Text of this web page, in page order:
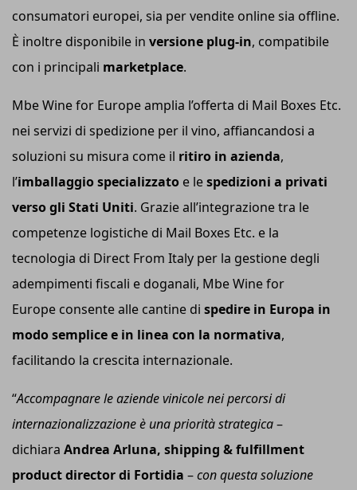
consumatori europei, sia per vendite online sia offline.
È inoltre disponibile in versione plug-in, compatibile
con i principali marketplace.
Mbe Wine for Europe amplia l’offerta di Mail Boxes Etc.
nei servizi di spedizione per il vino, affiancandosi a
soluzioni su misura come il ritiro in azienda,
l’imballaggio specializzato e lespedizioni a privati
verso gli Stati Uniti. Grazie all’integrazione tra le
competenze logistiche di Mail Boxes Etc. e la
tecnologia di Direct From Italy per la gestione degli
adempimenti fiscali e doganali, Mbe Wine for
Europe consente alle cantine di spedire in Europa in
modo semplice e in linea con la normativa,
facilitando la crescita internazionale.
“Accompagnare le aziende vinicole nei percorsi di
internazionalizzazione è una priorità strategica–
dichiara Andrea Arluna, shipping & fulfillment
product director di Fortidia –con questa soluzione